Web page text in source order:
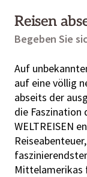
Reisen
Begeben Sie
Auf
auf eine völlig
abseits der
die Faszination
WELTREISEN
Mittelamerikas